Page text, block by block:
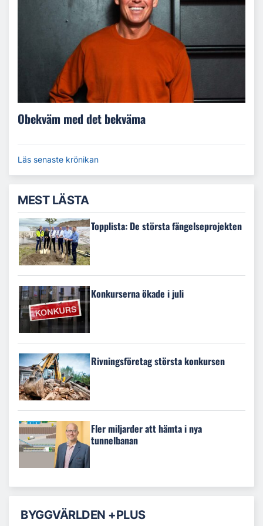
Obekväm med det bekväma
Läs senaste krönikan
MEST LÄSTA
Topplista: De största fängelseprojekten
Konkurserna ökade i juli
Rivningsföretag största konkursen
Fler miljarder att hämta i nya
tunnelbanan
BYGGVÄRLDEN +PLUS